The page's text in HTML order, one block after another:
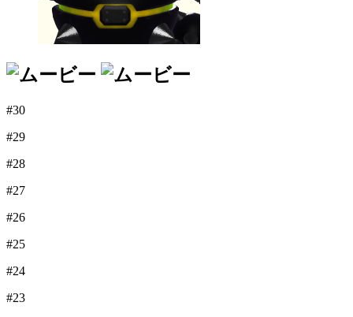
#30
#29
#28
#27
#26
#25
#24
#23